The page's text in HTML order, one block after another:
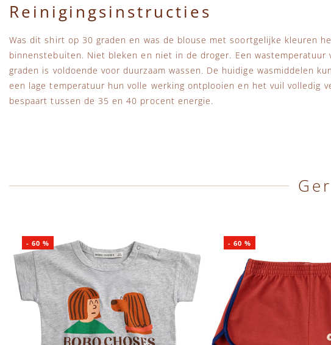
Reinigingsinstructies
Was dit shirt op 30 graden en was de blouse met soortgelijke kleuren
binnenstebuiten. Niet bleken en niet in de droger. Een wastemperatuur
graden is voldoende voor duurzaam wassen. De huidige wasmiddelen
een lage temperatuur hun volle werking ontplooien en het vuil volledig
bespaart tussen de 35 en 40 procent energie.
-60 % - 60 %